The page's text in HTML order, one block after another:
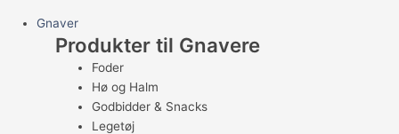
Gnaver
Produkter til Gnavere
Foder
Hø og Halm
Godbidder & Snacks
Legetøj